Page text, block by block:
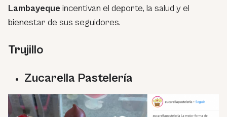
Lambayeque incentivan el deporte, la salud y el
bienestar de sus seguidores.
Trujillo
Zucarella Pastelería